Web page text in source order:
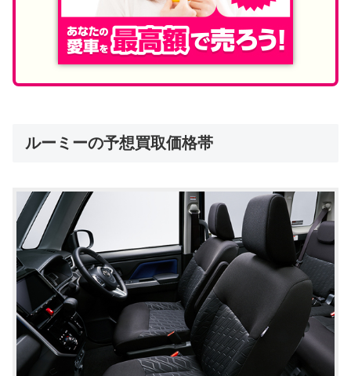
ルーミーの予想買取価格帯